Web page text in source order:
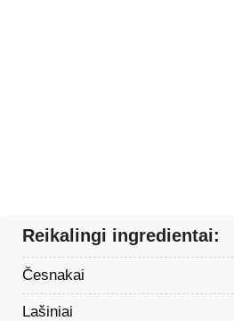
Reikalingi ingredientai:
Česnakai
Lašiniai